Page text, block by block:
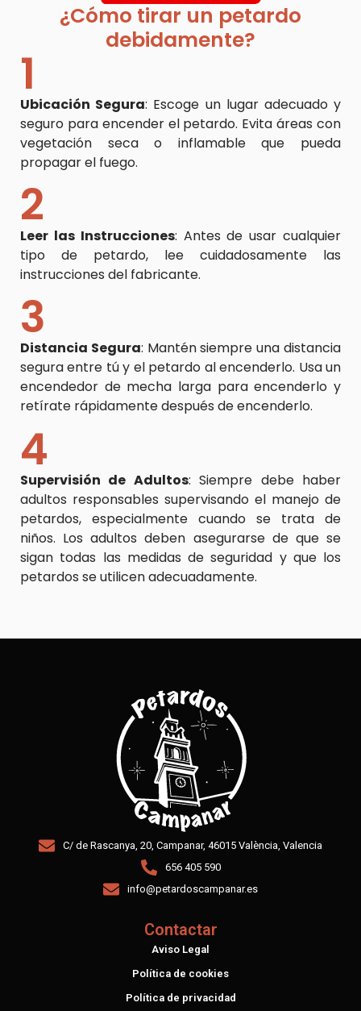
¿Cómo tirar un petardo
debidamente?
1
Ubicación Segura: Escoge un lugar adecuado y
seguro para encender el petardo. Evita áreas con
vegetación seca o inflamable que pueda
propagar el fuego.
2
Leer las Instrucciones: Antes de usar cualquier
tipo de petardo, lee cuidadosamente las
instrucciones del fabricante.
3
Distancia Segura: Mantén siempre una distancia
segura entre tú y el petardo al encenderlo. Usa un
encendedor de mecha larga para encenderlo y
retírate rápidamente después de encenderlo.
4
Supervisión de Adultos: Siempre debe haber
adultos responsables supervisando el manejo de
petardos, especialmente cuando se trata de
niños. Los adultos deben asegurarse de que se
sigan todas las medidas de seguridad y que los
petardos se utilicen adecuadamente.
C/ de Rascanya, 20, Campanar, 46015 València, Valencia
656 405 590
info@petardoscampanar.es
Contactar
Aviso Legal
Política de cookies
Política de privacidad